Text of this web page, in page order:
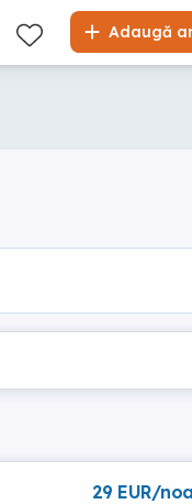
Adaugă
29 EUR/